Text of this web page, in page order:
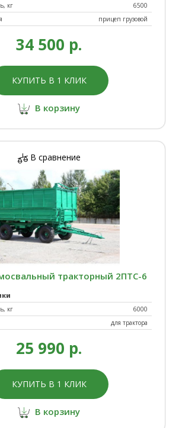
кг
6500
прицеп грузовой
34 500 р.
КУПИТЬ В 1 КЛИК
В корзину
В сравнение
тракторный 2ПТС-6
кг
6000
для трактора
25 990 р.
КУПИТЬ В 1 КЛИК
В корзину